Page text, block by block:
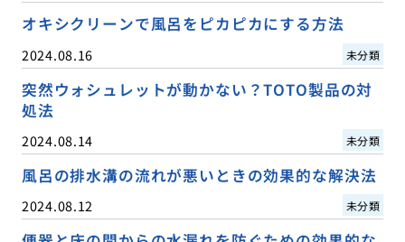
オキシクリーンで風呂をピカピカにする方法
2024.08.16 未分類
突然ウォシュレットが動かない？TOTO製品の対
処法
2024.08.14 未分類
風呂の排水溝の流れが悪いときの効果的な解決法
2024.08.12 未分類